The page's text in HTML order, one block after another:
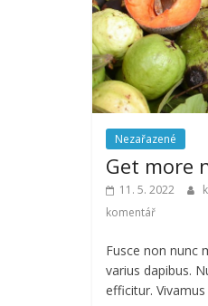
Nezařazené
Get more
11. 5. 2022
komentář
Fusce non nunc
varius dapibus.
efficitur. Vivamus